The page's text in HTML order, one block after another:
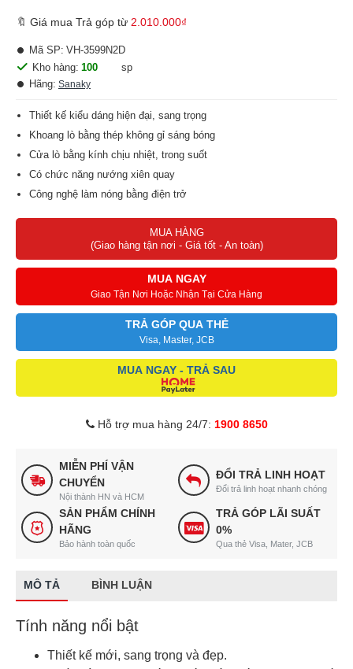
🔖 Giá mua Trả góp từ 2.010.000₫
Kho hàng: 100
sp
Hãng: Sanaky
Mã SP: VH-3599N2D
Thiết kế kiểu dáng hiện đại, sang trọng
Khoang lò bằng thép không gỉ sáng bóng
Cửa lò bằng kính chịu nhiệt, trong suốt
Có chức năng nướng xiên quay
Công nghệ làm nóng bằng điện trở
Tùy chỉnh nhiệt độ 100 – 230°C bằng núm vặn cơ
MUA HÀNG
(Giao hàng tận nơi - Giá tốt - An toàn)
MUA NGAY
Giao Tận Nơi Hoặc Nhận Tại Cửa Hàng
TRẢ GÓP QUA THẺ
Visa, Master, JCB
MUA NGAY - TRẢ SAU
Hỗ trợ mua hàng 24/7: 1900 8650
MIỄN PHÍ VẬN
CHUYỂN
Nội thành HN và HCM
ĐỔI TRẢ LINH HOẠT
Đổi trả linh hoạt nhanh chóng
SẢN PHẨM CHÍNH
HÃNG
Bảo hành toàn quốc
TRẢ GÓP LÃI SUẤT
0%
Qua thẻ Visa, Mater, JCB
MÔ TẢ BÌNH LUẬN
Tính năng nổi bật
Thiết kế mới, sang trọng và đẹp.